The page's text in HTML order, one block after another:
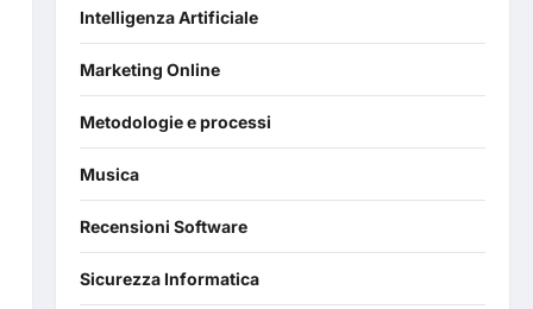
Intelligenza Artificiale
Marketing Online
Metodologie e processi
Musica
Recensioni Software
Sicurezza Informatica